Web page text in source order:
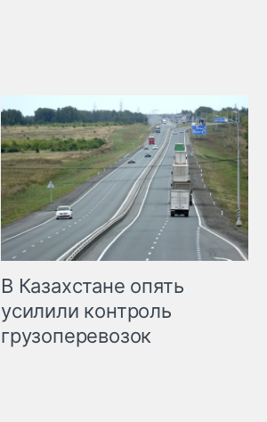
В Казахстане опять
усилили контроль
грузоперевозок